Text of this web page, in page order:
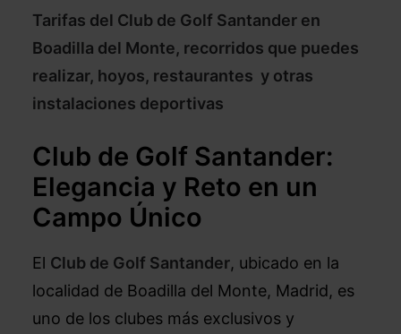
Tarifas del Club de Golf Santander en
Boadilla del Monte, recorridos que puedes
realizar, hoyos, restaurantes y otras
instalaciones deportivas
Club de Golf Santander:
Elegancia y Reto en un
Campo Único
El Club de Golf Santander, ubicado en la
localidad de Boadilla del Monte, Madrid, es
uno de los clubes más exclusivos y